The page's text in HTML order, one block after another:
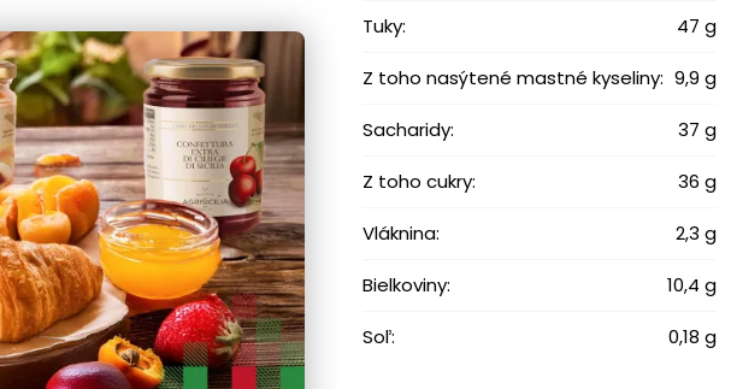
Tuky: 47 g
Z toho nasýtené mastné kyseliny: 9,9 g
Sacharidy: 37 g
Z toho cukry: 36 g
Vláknina: 2,3 g
Bielkoviny: 10,4 g
Soľ: 0,18 g